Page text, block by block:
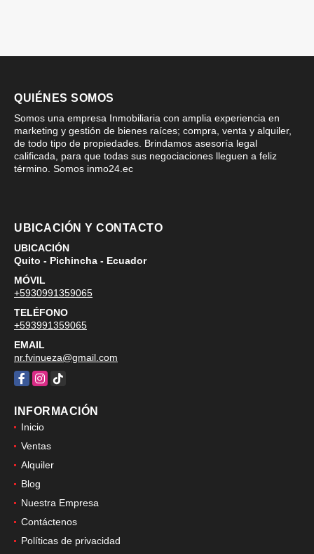
QUIÉNES SOMOS
Somos una empresa Inmobiliaria con amplia experiencia en
marketing y gestión de bienes raíces; compra, venta y alquiler,
de todo tipo de propiedades. Brindamos asesoría legal
calificada, para que todas sus negociaciones lleguen a feliz
término. Somos inmo24.ec
UBICACIÓN Y CONTACTO
UBICACIÓN
Quito - Pichincha - Ecuador
MÓVIL
+5930991359065
TELÉFONO
+593991359065
EMAIL
nr.fvinueza@gmail.com
Facebook
Instagram
TikTok
INFORMACIÓN
Inicio
Ventas
Alquiler
Blog
Nuestra Empresa
Contáctenos
Políticas de privacidad